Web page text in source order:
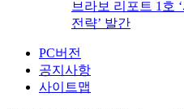
브라보 리포트 1호
전략’ 발간
PC버전
공지사항
사이트맵